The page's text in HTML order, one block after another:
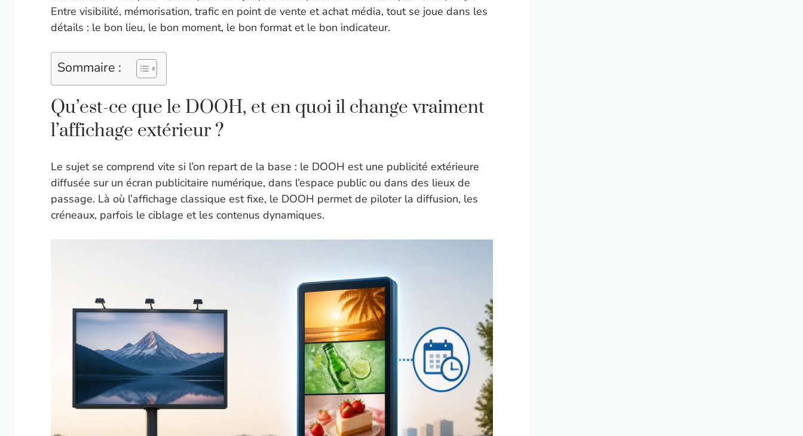
Entre visibilité, mémorisation, trafic en point de vente et achat média, tout se joue dans les
détails : le bon lieu, le bon moment, le bon format et le bon indicateur.
Sommaire :
Qu’est-ce que le DOOH, et en quoi il change vraiment
l’affichage extérieur ?
Le sujet se comprend vite si l’on repart de la base : le DOOH est une publicité extérieure
diffusée sur un écran publicitaire numérique, dans l’espace public ou dans des lieux de
passage. Là où l’affichage classique est fixe, le DOOH permet de piloter la diffusion, les
créneaux, parfois le ciblage et les contenus dynamiques.